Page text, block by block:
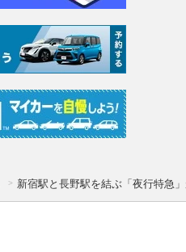
新宿駅と長野駅を結ぶ「夜行特急